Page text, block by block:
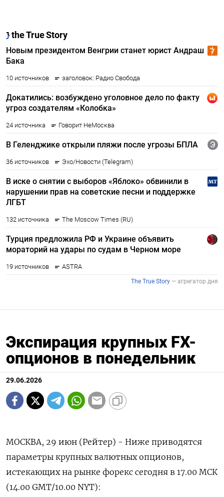
Экспирация крупных FX-
опционов в понедельник
29.06.2026
МОСКВА, 29 июн (Рейтер) - Ниже приводятся
параметры ‌крупных валютных опционов,
истекающих на рынке форекс ​сегодня ​в 17.00 МСК
(14.00 ​GMT/10.00 ⁠NYT):